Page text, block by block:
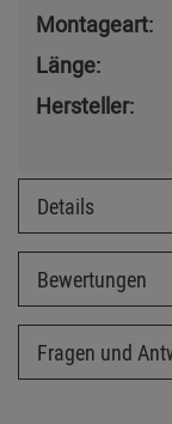
Montageart:
Länge:
Hersteller:
Details
Bewertungen
Fragen und